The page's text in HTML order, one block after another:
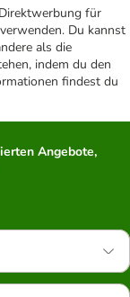
für
Du kannst
als die
indem du den
findest du
Angebote,